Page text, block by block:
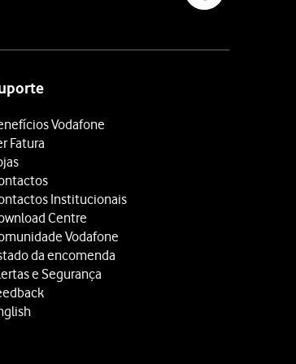
Vodafone
Fatura
Institucionais
Centre
Vodafone
da encomenda
e Segurança